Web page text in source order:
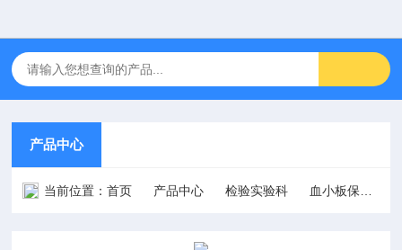
产品中心
当前位置：首页 产品中心 检验实验科 血小板保存箱